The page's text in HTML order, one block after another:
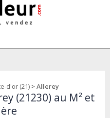
d'or (21) > Allerey
(21230) au M² et